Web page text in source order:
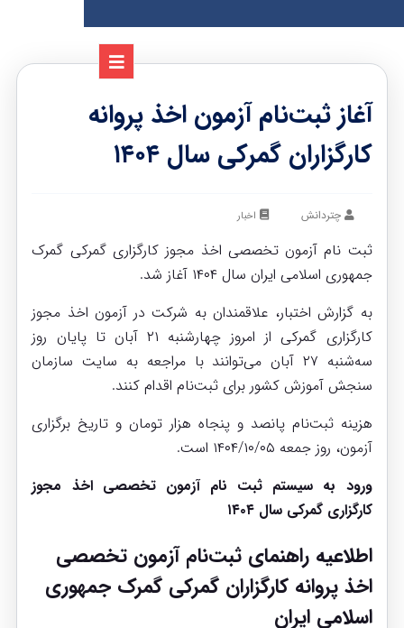
آغاز ثبت‌نام آزمون اخذ پروانه
کارگزاران گمرکی سال ۱۴۰۴
چتردانش اخبار
ثبت نام آزمون تخصصی اخذ مجوز کارگزاری گمرکی گمرک
جمهوری اسلامی ایران سال ۱۴۰۴ آغاز شد.
به گزارش اختبار، علاقمندان به شرکت در آزمون اخذ مجوز
کارگزاری گمرکی از امروز چهارشنبه ۲۱ آبان تا پایان روز
سه‌شنبه ۲۷ آبان می‌توانند با مراجعه به سایت سازمان
سنجش آموزش کشور برای ثبت‌نام اقدام کنند.
هزینه ثبت‌نام پانصد و پنجاه هزار تومان و تاریخ برگزاری
آزمون، روز جمعه ۱۴۰۴/۱۰/۰۵ است.
ورود به سیستم ثبت نام آزمون تخصصی اخذ مجوز
کارگزاری گمرکی سال ۱۴۰۴
اطلاعیه راهنمای ثبت‌نام آزمون تخصصی
اخذ پروانه کارگزاران گمرکی گمرک جمهوری
اسلامی ایران